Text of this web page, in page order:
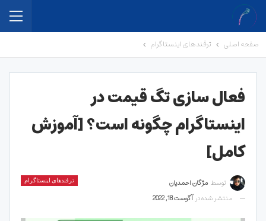
صفحه اصلی ترفندهای اینستاگرام
فعال سازی تگ قیمت در
اینستاگرام چگونه است؟ [آموزش
کامل]
ترفندهای اینستاگرام توسط مژگان احمدیان
منتشر شده در آگوست 18, 2022